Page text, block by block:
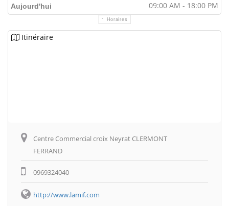
Aujourd'hui 09:00 AM - 18:00 PM
Horaires
Itinéraire
Centre Commercial croix Neyrat CLERMONT
FERRAND
0969324040
http://www.lamif.com